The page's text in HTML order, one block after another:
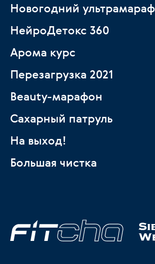
Новогодний
НейроДетокс 360
Арома курс
Перезагрузка 2021
Beauty-марафон
Сахарный патруль
На выход!
Большая чистка